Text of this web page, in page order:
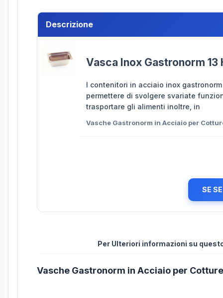
Descrizione
Vasca Inox Gastronorm 13
I contenitori in acciaio inox
permettere di svolgere svariate
trasportare gli alimenti inoltre, in
Vasche Gastronorm in Acciaio per
SE
Per Ulteriori informazioni su
Vasche Gastronorm in Acciaio per